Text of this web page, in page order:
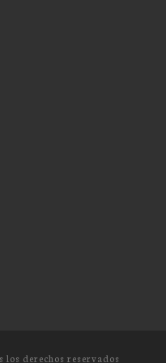
los derechos reservados